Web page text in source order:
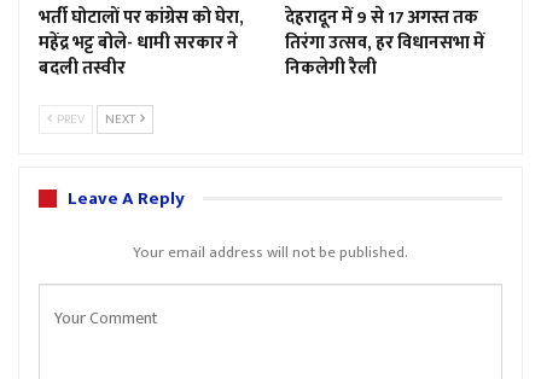
भर्ती घोटालों पर कांग्रेस को घेरा,
महेंद्र भट्ट बोले- धामी सरकार ने
बदली तस्वीर
देहरादून में 9 से 17 अगस्त तक
तिरंगा उत्सव, हर विधानसभा में
निकलेगी रैली
PREV NEXT
Leave A Reply
Your email address will not be published.